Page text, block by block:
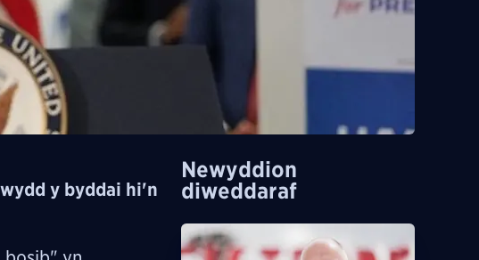
y byddai hi'n
Newyddion
diweddaraf